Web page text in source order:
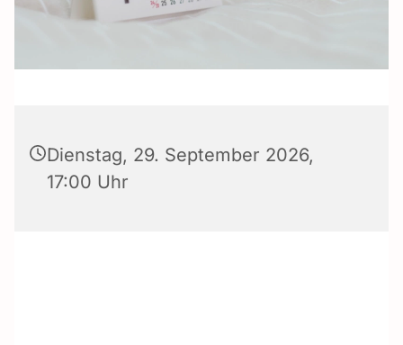
Dienstag, 29. September 2026,
17:00 Uhr